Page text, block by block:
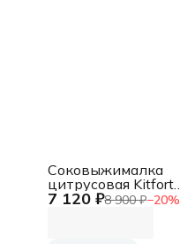
7 120 ₽8 900 ₽−20%
Соковыжималка
цитрусовая Kitfort
КТ-1108 160Вт